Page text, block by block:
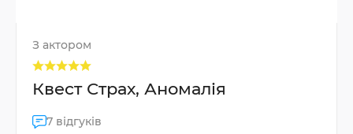
З актором
Квест Страх, Аномалія
7 відгуків